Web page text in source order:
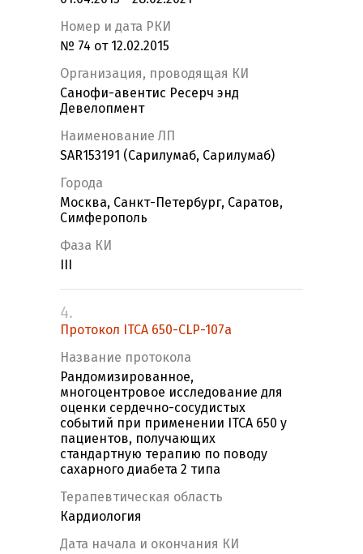
Номер и дата РКИ
№ 74 от 12.02.2015
Организация, проводящая КИ
Санофи-авентис Ресерч энд
Девелопмент
Наименование ЛП
SAR153191 (Сарилумаб, Сарилумаб)
Города
Москва, Санкт-Петербург, Саратов,
Симферополь
Фаза КИ
4.
Протокол ITCA 650-CLP-107а
Название протокола
Рандомизированное,
многоцентровое исследование для
оценки сердечно-сосудистых
событий при применении ITCA 650 у
пациентов, получающих
стандартную терапию по поводу
сахарного диабета 2 типа
Терапевтическая область
Кардиология
Дата начала и окончания КИ